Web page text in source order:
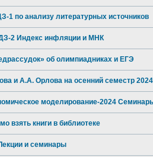
1 по анализу литературных источников
2 Индекс инфляции и МНК
об олимпиадниках и ЕГЭ
и А.А. Орлова на осенний семестр 2024
моделирование-2024
взять книги в библиотеке
и семинары